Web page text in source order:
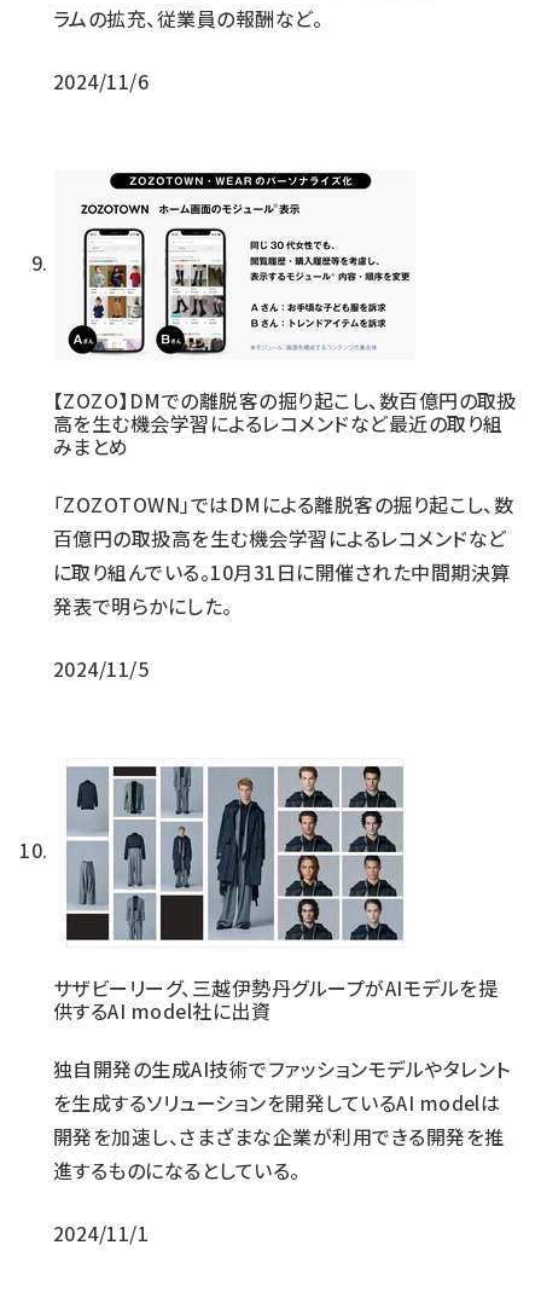
ラムの拡充、従業員の報酬など。
2024/11/6
【ZOZO】DMでの離脱客の掘り起こし、数百億円の取扱
高を生む機会学習によるレコメンドなど最近の取り組
みまとめ
「ZOZOTOWN」ではDMによる離脱客の掘り起こし、数
百億円の取扱高を生む機会学習によるレコメンドなど
に取り組んでいる。10月31日に開催された中間期決算
発表で明らかにした。
2024/11/5
サザビーリーグ、三越伊勢丹グループがAIモデルを提
供するAI model社に出資
独自開発の生成AI技術でファッションモデルやタレント
を生成するソリューションを開発しているAI modelは
開発を加速し、さまざまな企業が利用できる開発を推
進するものになるとしている。
2024/11/1